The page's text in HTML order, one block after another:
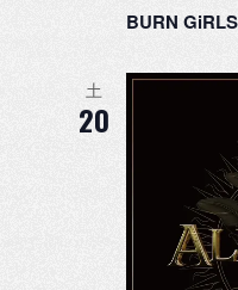
BURN
土
20